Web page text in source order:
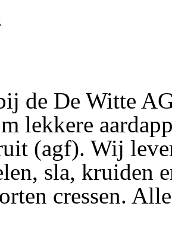
de De Witte
lekkere
(agf). Wij
sla, kruiden
cressen.